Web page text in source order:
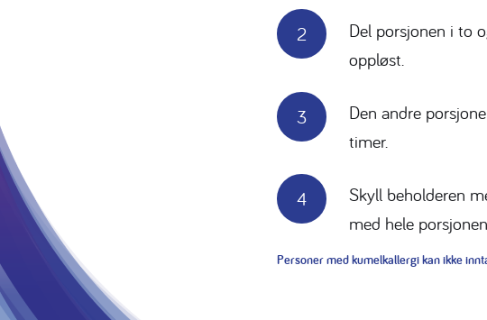
Del porsjonen i to
oppløst.
Den andre
timer.
Skyll beholderen
med hele
Personer med kumelkallergi kan ikke